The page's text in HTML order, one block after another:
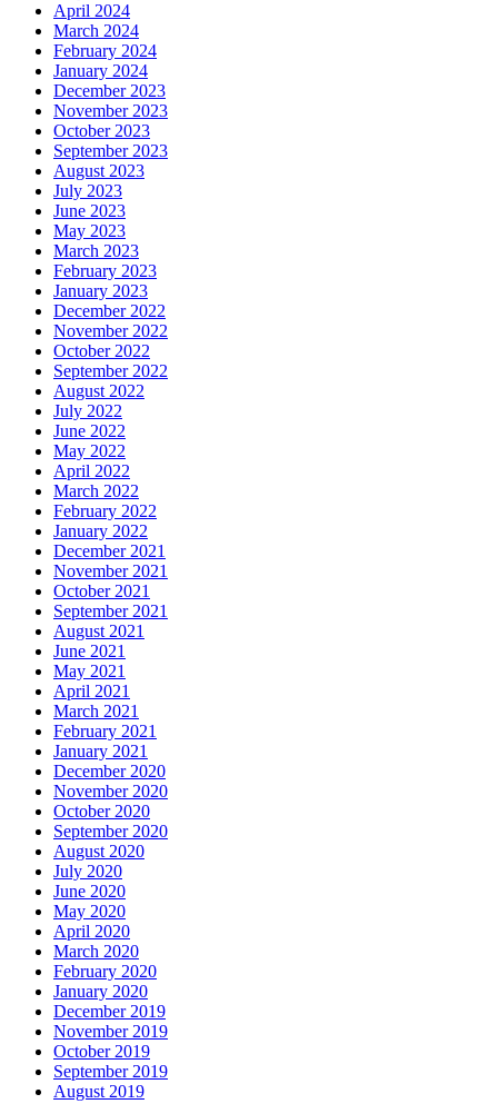
April 2024
March 2024
February 2024
January 2024
December 2023
November 2023
October 2023
September 2023
August 2023
July 2023
June 2023
May 2023
March 2023
February 2023
January 2023
December 2022
November 2022
October 2022
September 2022
August 2022
July 2022
June 2022
May 2022
April 2022
March 2022
February 2022
January 2022
December 2021
November 2021
October 2021
September 2021
August 2021
June 2021
May 2021
April 2021
March 2021
February 2021
January 2021
December 2020
November 2020
October 2020
September 2020
August 2020
July 2020
June 2020
May 2020
April 2020
March 2020
February 2020
January 2020
December 2019
November 2019
October 2019
September 2019
August 2019